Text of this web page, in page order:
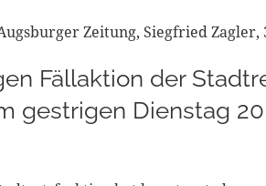
Zeitung, Siegfried Zagler,
Fällaktion der
gestrigen Dienstag